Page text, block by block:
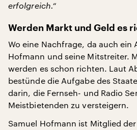
erfolgreich.“
Werden Markt und Geld es
Wo eine Nachfrage, da auch ein
Hofmann und seine Mitstreiter.
werden es schon richten. Laut
bestünde die Aufgabe des
darin, die Fernseh- und Radio
Meistbietenden zu versteigern.
Samuel Hofmann ist Mitglied